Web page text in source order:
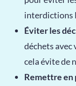
interdictions
Éviter les
déchets avec
cela évite de
Remettre en